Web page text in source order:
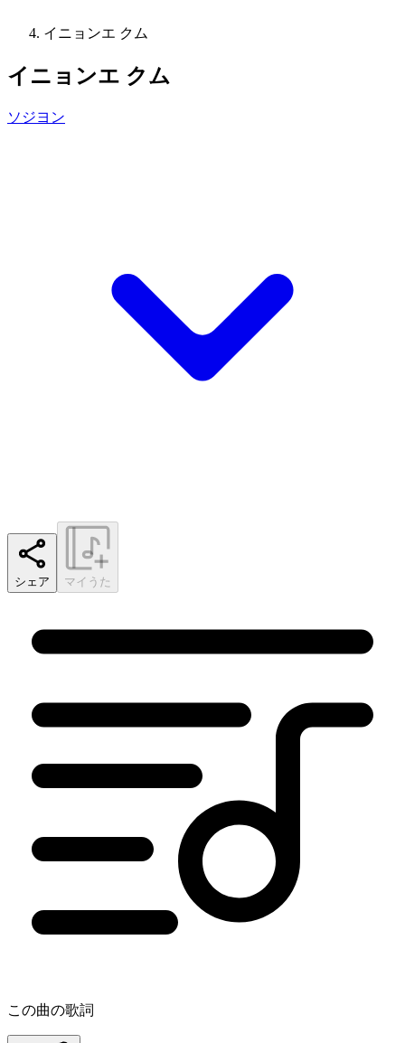
イニョンエ クム
イニョンエ クム
ソジヨン
シェア マイうた
この曲の歌詞